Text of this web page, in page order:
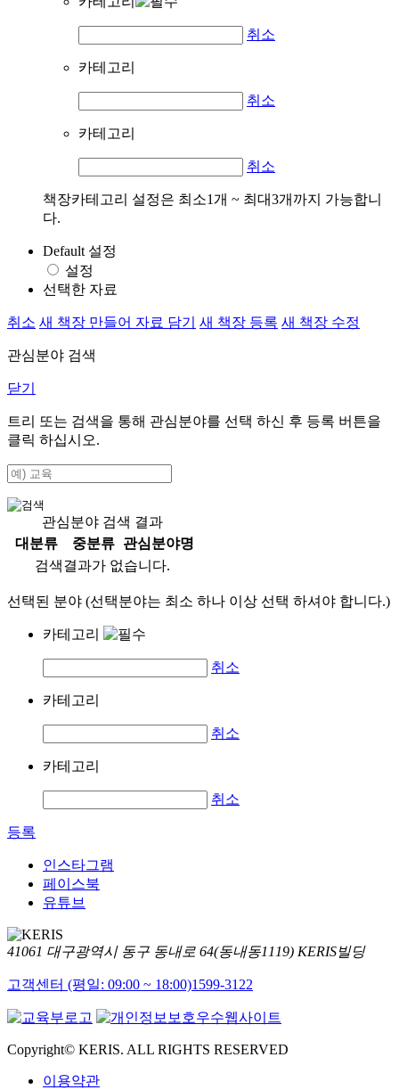
취소
카테고리
취소
카테고리
취소
책장카테고리 설정은 최소1개 ~ 최대3개까지 가능합니
다.
Default 설정
설정
선택한 자료
취소 새 책장 만들어 자료 담기 새 책장 등록 새 책장 수정
관심분야 검색
닫기
트리 또는 검색을 통해 관심분야를 선택 하신 후 등록 버튼을
클릭 하십시오.
관심분야 검색 결과
대분류
중분류
관심분야명
검색결과가 없습니다.
선택된 분야 (선택분야는 최소 하나 이상 선택 하셔야 합니다.)
카테고리
취소
카테고리
취소
카테고리
취소
등록
인스타그램
페이스북
유튜브
41061 대구광역시 동구 동내로 64(동내동1119) KERIS빌딩
고객센터 (평일: 09:00 ~ 18:00)1599-3122
Copyright© KERIS. ALL RIGHTS RESERVED
이용약관